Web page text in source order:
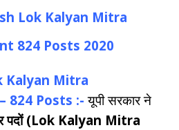
Lok Kalyan Mitra
824 Posts 2020
Kalyan Mitra
824 Posts :- यूपी सरकार ने
पदों (Lok Kalyan Mitra